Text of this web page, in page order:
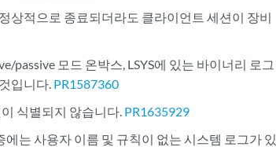
상적으로 종료되더라도 클라이언트 세션이 장비
passive 모드 온박스, LSYS에 있는 바이너리 로그
입니다. PR1587360
식별되지 않습니다. PR1635929
는 사용자 이름 및 규칙이 없는 시스템 로그가 있